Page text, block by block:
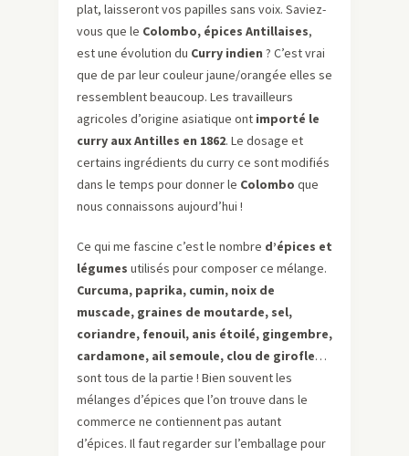
plat, laisseront vos papilles sans voix. Saviez-
vous que le Colombo, épices Antillaises,
est une évolution du Curry indien ? C’est vrai
que de par leur couleur jaune/orangée elles se
ressemblent beaucoup. Les travailleurs
agricoles d’origine asiatique ont importé le
curry aux Antilles en 1862. Le dosage et
certains ingrédients du curry ce sont modifiés
dans le temps pour donner le Colombo que
nous connaissons aujourd’hui !
Ce qui me fascine c’est le nombre d’épices et
légumes utilisés pour composer ce mélange.
Curcuma, paprika, cumin, noix de
muscade, graines de moutarde, sel,
coriandre, fenouil, anis étoilé, gingembre,
cardamone, ail semoule, clou de girofle…
sont tous de la partie ! Bien souvent les
mélanges d’épices que l’on trouve dans le
commerce ne contiennent pas autant
d’épices. Il faut regarder sur l’emballage pour